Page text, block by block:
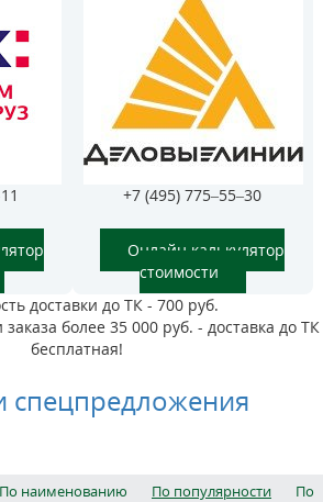
+7 (495) 775–55–30
Онлайн калькулятор
стоимости
доставки до ТК - 700 руб.
более 35 000 руб. - доставка до ТК
бесплатная!
спецпредложения
По наименованию По популярности
По